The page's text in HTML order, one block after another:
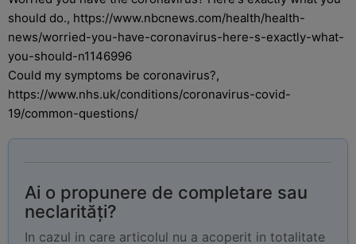
should do., https://www.nbcnews.com/health/health-
news/worried-you-have-coronavirus-here-s-exactly-what-
you-should-n1146996
Could my symptoms be coronavirus?,
https://www.nhs.uk/conditions/coronavirus-covid-
19/common-questions/
Ai o propunere de completare sau
neclarități?
In cazul in care articolul nu a acoperit in totalitate